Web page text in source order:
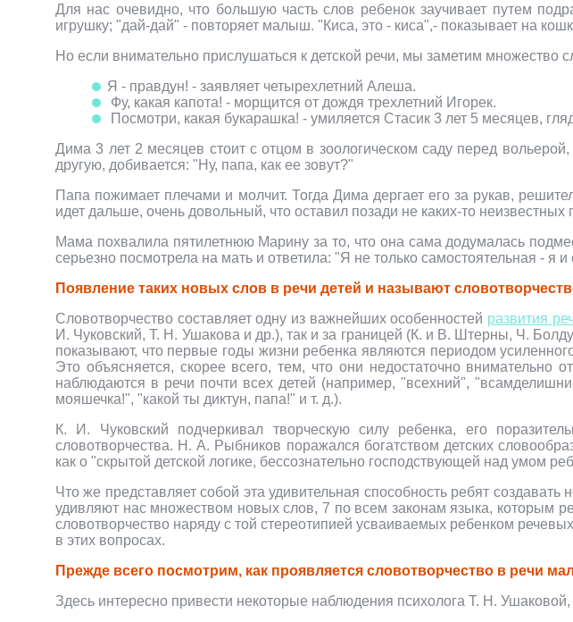
Для нас очевидно, что большую часть слов ребенок заучивает путем
игрушку; "дай-дай" - повторяет малыш. "Киса, это - киса",- показывает на
Но если внимательно прислушаться к детской речи, мы заметим множество
Я - правдун! - заявляет четырехлетний Алеша.
Фу, какая капота! - морщится от дождя трехлетний Игорек.
Посмотри, какая букарашка! - умиляется Стасик 3 лет 5 месяцев,
Дима 3 лет 2 месяцев стоит с отцом в зоологическом саду перед
другую, добивается: "Ну, папа, как ее зовут?"
Папа пожимает плечами и молчит. Тогда Дима дергает его за рукав,
идет дальше, очень довольный, что оставил позади не каких-то
Мама похвалила пятилетнюю Марину за то, что она сама додумалась
серьезно посмотрела на мать и ответила: "Я не только самостоятельная - я
Появление таких новых слов в речи детей и называют
Словотворчество составляет одну из важнейших особенностей развития
И. Чуковский, Т. Н. Ушакова и др.), так и за границей (К. и В. Штерны, Ч.
показывают, что первые годы жизни ребенка являются периодом
Это объясняется, скорее всего, тем, что они недостаточно внимательно
наблюдаются в речи почти всех детей (например, "всехний",
мояшечка!", "какой ты диктун, папа!" и т. д.).
К. И. Чуковский подчеркивал творческую силу ребенка, его
словотворчества. Н. А. Рыбников поражался богатством детских
как о "скрытой детской логике, бессознательно господствующей над умом
Что же представляет собой эта удивительная способность ребят
удивляют нас множеством новых слов, 7 по всем законам языка, которым
словотворчество наряду с той стереотипией усваиваемых ребенком
в этих вопросах.
Прежде всего посмотрим, как проявляется словотворчество в речи
Здесь интересно привести некоторые наблюдения психолога Т. Н.